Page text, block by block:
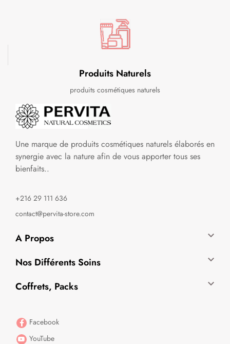
Produits Naturels
produits cosmétiques naturels
Une marque de produits cosmétiques naturels élaborés en
synergie avec la nature afin de vous apporter tous ses
bienfaits..
+216 29 111 636
contact@pervita-store.com
A Propos 
Nos Différents Soins 
Coffrets, Packs 
Facebook
YouTube